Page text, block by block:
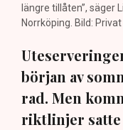
längre tillåten”, säger
Norrköping. Bild: Privat
början av
rad. Men
riktlinjer satte